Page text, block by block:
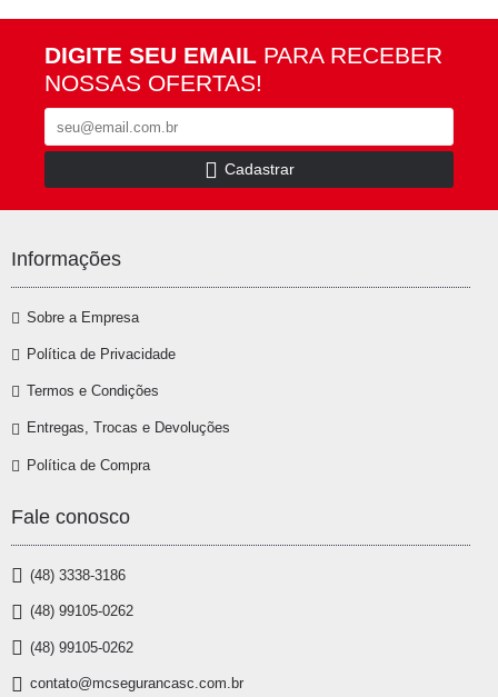
DIGITE SEU EMAIL PARA RECEBER
NOSSAS OFERTAS!
Cadastrar
Informações
Sobre a Empresa
Política de Privacidade
Termos e Condições
Entregas, Trocas e Devoluções
Política de Compra
Fale conosco
(48) 3338-3186
(48) 99105-0262
(48) 99105-0262
contato@mcsegurancasc.com.br